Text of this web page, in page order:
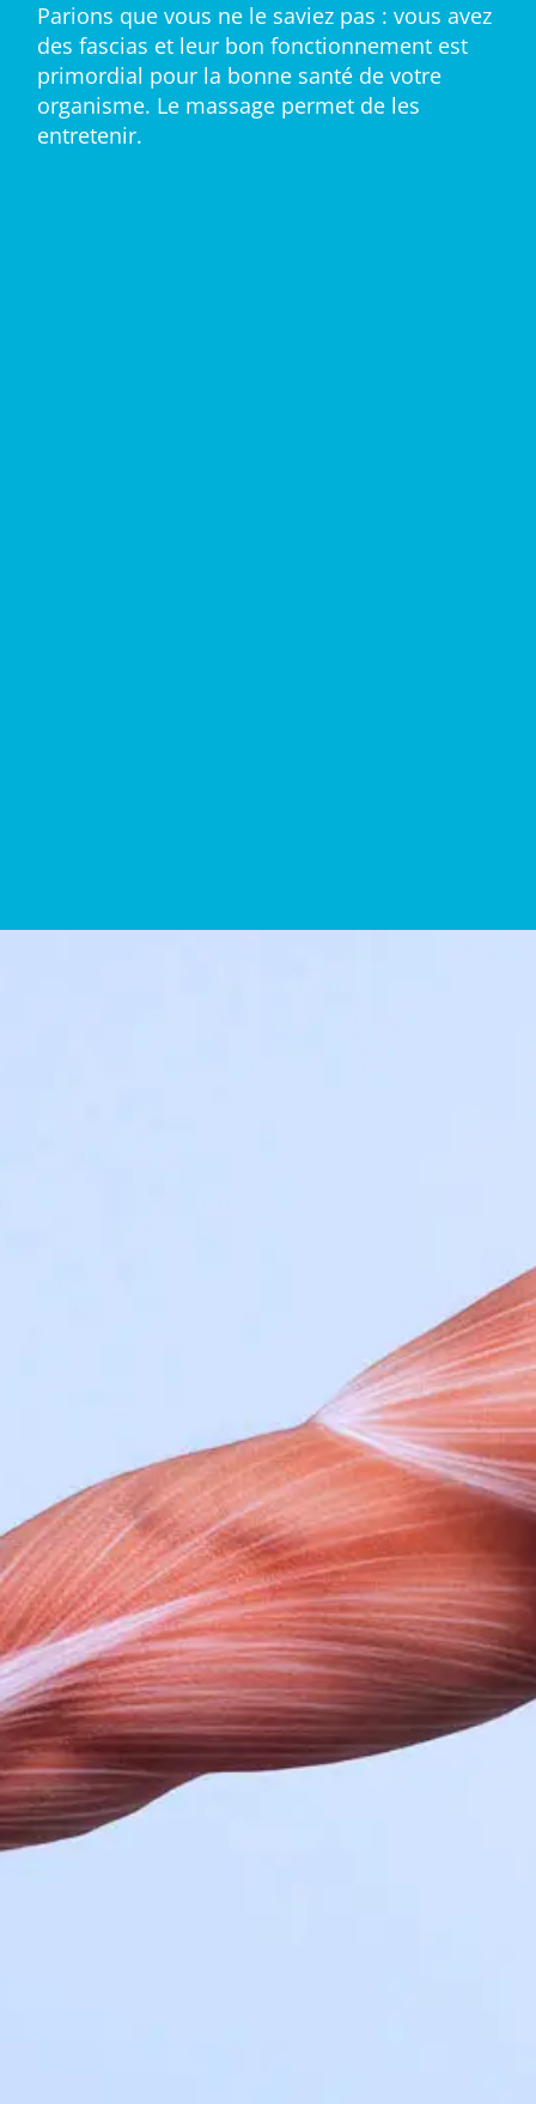
Parions que vous ne le saviez pas : vous avez
des fascias et leur bon fonctionnement est
primordial pour la bonne santé de votre
organisme. Le massage permet de les
entretenir.